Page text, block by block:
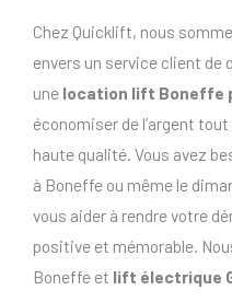
Chez Quicklift, nous
envers un service client de
une location lift Boneffe
économiser de l’argent
haute qualité. Vous avez
à Boneffe ou même le
vous aider à rendre votre
positive et mémorable.
Boneffe et lift électrique